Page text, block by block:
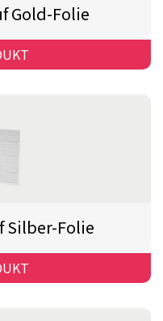
Gold-Folie
Silber-Folie